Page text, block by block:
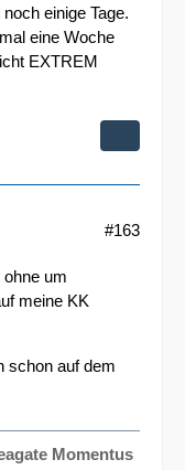
einige Tage.
eine Woche
EXTREM
#163
um
meine KK
schon auf dem
Momentus